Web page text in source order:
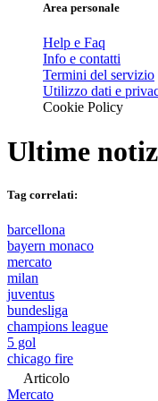
Area personale
Help e Faq
Info e contatti
Termini del servizio
Utilizzo dati e
Cookie Policy
Ultime
Tag correlati:
barcellona
bayern monaco
mercato
milan
juventus
bundesliga
champions league
5 gol
chicago fire
Articolo
Mercato